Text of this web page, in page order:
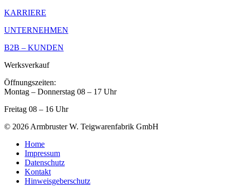
KARRIERE
UNTERNEHMEN
B2B – KUNDEN
Werksverkauf
Öffnungszeiten:
Montag – Donnerstag 08 – 17 Uhr
Freitag 08 – 16 Uhr
© 2026 Armbruster W. Teigwarenfabrik GmbH
Home
Impressum
Datenschutz
Kontakt
Hinweisgeberschutz